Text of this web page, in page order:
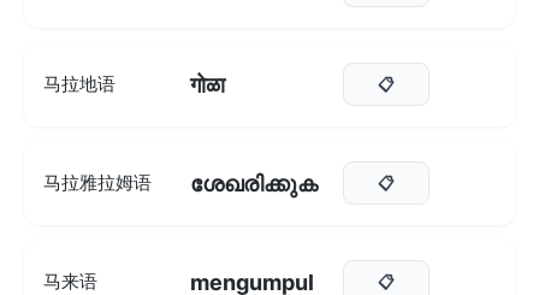
马拉地语 गोळा 📋
马拉雅拉姆语 ശേഖരിക്കുക 📋
马来语 mengumpul 📋